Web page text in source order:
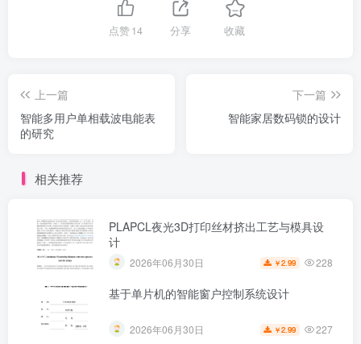
点赞14 分享 收藏
上一篇
智能多用户单相载波电能表
的研究
下一篇
智能家居数码锁的设计
相关推荐
PLAPCL夜光3D打印丝材挤出工艺与模具设
计
2026年06月30日 ￥2.99 228
基于单片机的智能窗户控制系统设计
2026年06月30日 ￥2.99 227